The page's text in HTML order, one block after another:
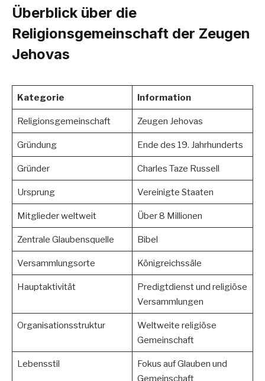
Überblick über die
Religionsgemeinschaft der Zeugen
Jehovas
Kategorie Information
Religionsgemeinschaft Zeugen Jehovas
Gründung Ende des 19. Jahrhunderts
Gründer Charles Taze Russell
Ursprung Vereinigte Staaten
Mitglieder weltweit Über 8 Millionen
Zentrale Glaubensquelle Bibel
Versammlungsorte Königreichssäle
Hauptaktivität
Predigtdienst und religiöse
Versammlungen
Organisationsstruktur
Weltweite religiöse
Gemeinschaft
Lebensstil
Fokus auf Glauben und
Gemeinschaft